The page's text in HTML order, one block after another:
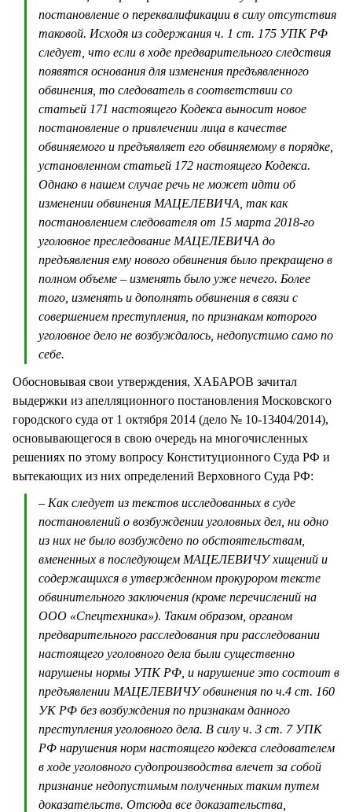
постановление о переквалификации в силу отсутствия
таковой. Исходя из содержания ч. 1 ст. 175 УПК РФ
следует, что если в ходе предварительного следствия
появятся основания для изменения предъявленного
обвинения, то следователь в соответствии со
статьей 171 настоящего Кодекса выносит новое
постановление о привлечении лица в качестве
обвиняемого и предъявляет его обвиняемому в порядке,
установленном статьей 172 настоящего Кодекса.
Однако в нашем случае речь не может идти об
изменении обвинения МАЦЕЛЕВИЧА, так как
постановлением следователя от 15 марта 2018-го
уголовное преследование МАЦЕЛЕВИЧА до
предъявления ему нового обвинения было прекращено в
полном объеме – изменять было уже нечего. Более
того, изменять и дополнять обвинения в связи с
совершением преступления, по признакам которого
уголовное дело не возбуждалось, недопустимо само по
себе.
Обосновывая свои утверждения, ХАБАРОВ зачитал
выдержки из апелляционного постановления Московского
городского суда от 1 октября 2014 (дело № 10-13404/2014),
основывающегося в свою очередь на многочисленных
решениях по этому вопросу Конституционного Суда РФ и
вытекающих из них определений Верховного Суда РФ:
– Как следует из текстов исследованных в суде
постановлений о возбуждении уголовных дел, ни одно
из них не было возбуждено по обстоятельствам,
вмененных в последующем МАЦЕЛЕВИЧУ хищений и
содержащихся в утвержденном прокурором тексте
обвинительного заключения (кроме перечислений на
ООО «Спецтехника»). Таким образом, органом
предварительного расследования при расследовании
настоящего уголовного дела были существенно
нарушены нормы УПК РФ, и нарушение это состоит в
предъявлении МАЦЕЛЕВИЧУ обвинения по ч.4 ст. 160
УК РФ без возбуждения по признакам данного
преступления уголовного дела. В силу ч. 3 ст. 7 УПК
РФ нарушения норм настоящего кодекса следователем
в ходе уголовного судопроизводства влечет за собой
признание недопустимым полученных таким путем
доказательств. Отсюда все доказательства,